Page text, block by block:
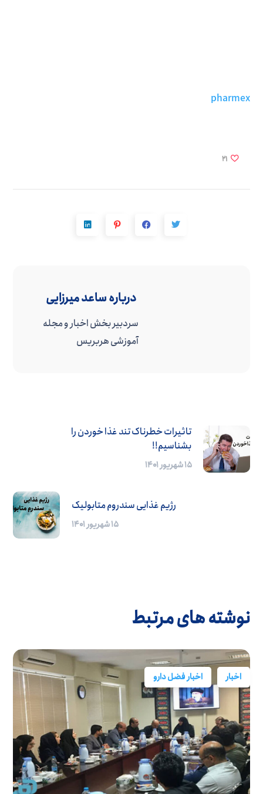
pharmex
21
دربارهساعد میرزایی
سردبیر بخش اخبار و مجله
آموزشی هربریس
تاثیرات خطرناک تند غذا خوردن را
بشناسیم!!
۱۵ شهریور ۱۴۰۱
رژیم غذایی سندروم متابولیک
۱۵ شهریور ۱۴۰۱
نوشته های مرتبط
اخبار اخبار فضل دارو